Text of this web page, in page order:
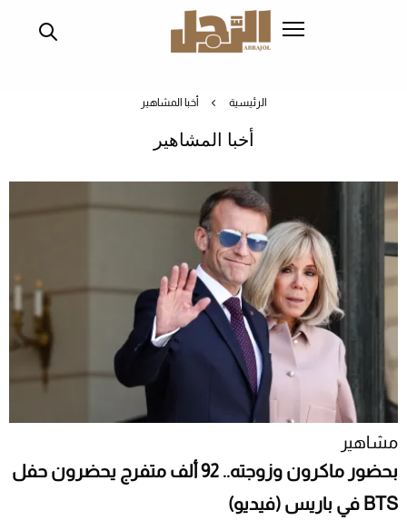
الرئيسية أخبا المشاهير
أخبا المشاهير
مشاهير
بحضور ماكرون وزوجته.. 92 ألف متفرج يحضرون حفل
BTS في باريس (فيديو)